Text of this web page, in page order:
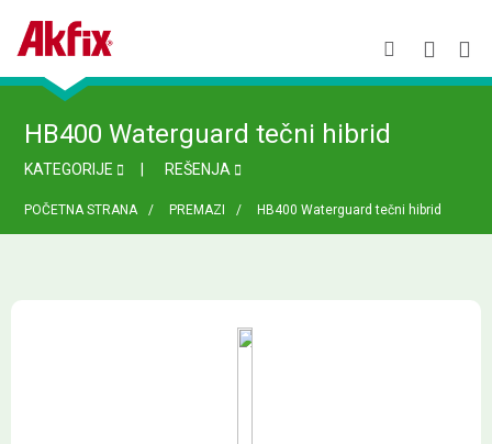
HB400 Waterguard tečni hibrid
KATEGORIJE REŠENJA
POČETNA STRANA PREMAZI HB400 Waterguard tečni hibrid